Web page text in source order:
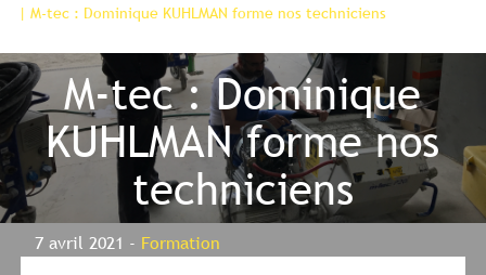
| M-tec : Dominique KUHLMAN forme nos techniciens
M-tec : Dominique
KUHLMAN forme nos
techniciens
7 avril 2021 - Formation